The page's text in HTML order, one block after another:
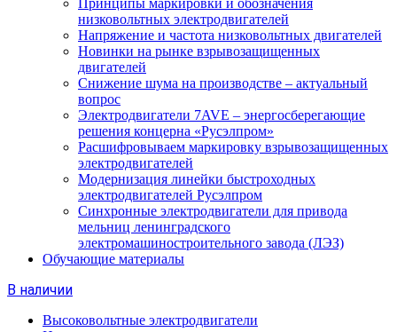
Принципы маркировки и обозначения
низковольтных электродвигателей
Напряжение и частота низковольтных двигателей
Новинки на рынке взрывозащищенных
двигателей
Снижение шума на производстве – актуальный
вопрос
Электродвигатели 7AVE – энергосберегающие
решения концерна «Русэлпром»
Расшифровываем маркировку взрывозащищенных
электродвигателей
Модернизация линейки быстроходных
электродвигателей Русэлпром
Синхронные электродвигатели для привода
мельниц ленинградского
электромашиностроительного завода (ЛЭЗ)
Обучающие материалы
В наличии
Высоковольтные электродвигатели